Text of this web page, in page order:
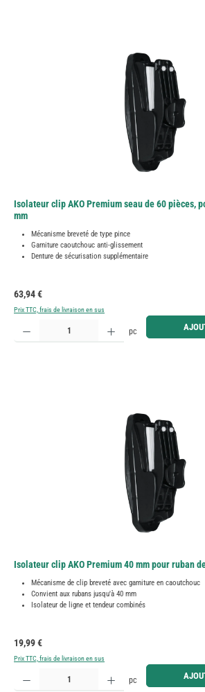
Isolateur clip AKO Premium seau de 60 pièces,
mm
Mécanisme breveté de type pince
Garniture caoutchouc anti-glissement
Denture de sécurisation supplémentaire
Prix régulier :
63,94 €
Prix TTC, frais de livraison en sus
Quantité de produit : Entrez la quantité souhaitée ou utilisez
pc
Isolateur clip AKO Premium 40 mm pour ruban
Mécanisme de clip breveté avec garniture en caoutchouc
Convient aux rubans jusqu'à 40 mm
Isolateur de ligne et tendeur combinés
Prix régulier :
19,99 €
Prix TTC, frais de livraison en sus
Quantité de produit : Entrez la quantité souhaitée ou utilisez
pc